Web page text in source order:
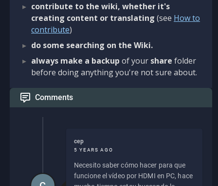
contribute to the wiki, whether it's
creating content or translating (see How to
contribute)
do some searching on the Wiki.
always make a backup of your share folder
before doing anything you're not sure about.
Comments
cep
5 YEARS AGO
Necesito saber cómo hacer para que
funcione el vídeo por HDMI en PC, hace